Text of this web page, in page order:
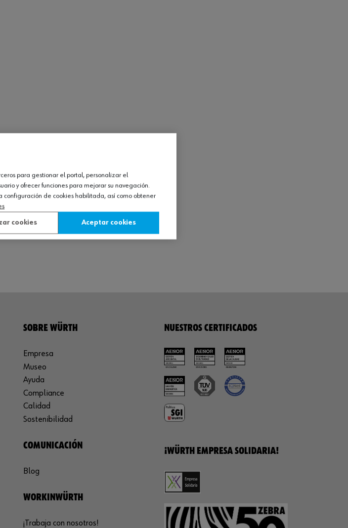
SOBRE WÜRTH
Empresa
Museo
Ayuda
Compliance
Calidad
Sostenibilidad
COMUNICACIÓN
Blog
WORKINWÜRTH
¡Trabaja con nosotros!
NUESTROS CERTIFICADOS
¡WÜRTH EMPRESA SOLIDARIA!
para gestionar el portal, personalizar el
y ofrecer funciones para mejorar su navegación.
de cookies habilitada, así como obtener
cookies Aceptar cookies